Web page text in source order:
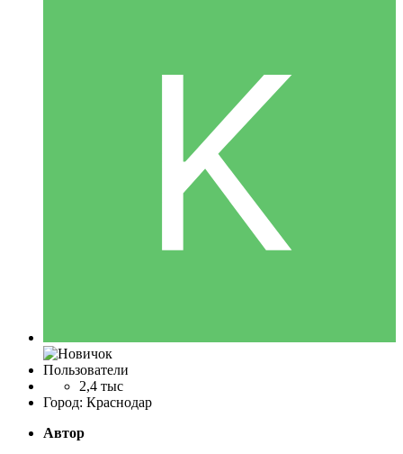
Пользователи
2,4 тыс
Город: Краснодар
Автор